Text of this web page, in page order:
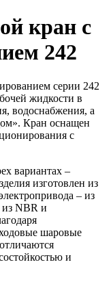
кран с
242
серии 242
жидкости в
водоснабжения, а
Кран оснащен
с
вариантах –
изготовлен из
– из
из NBR и
шаровые
и